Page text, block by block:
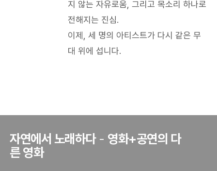
지 않는 자유로움, 그리고 목소리 하나로
전해지는 진심.
이제, 세 명의 아티스트가 다시 같은 무
대 위에 섭니다.​
자연에서 노래하다- 영화+공연의 다
른 영화